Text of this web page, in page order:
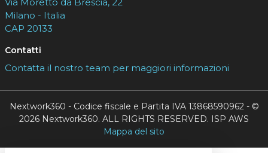
Milano - Italia
CAP 20133
Contatti
Contatta il nostro team per maggiori informazioni
Nextwork360 - Codice fiscale e Partita IVA 13868590962 - ©
2026 Nextwork360. ALL RIGHTS RESERVED. ISP AWS
Mappa del sito